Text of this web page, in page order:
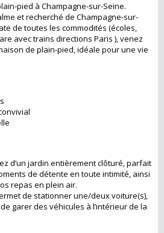
pied à Champagne-sur-Seine.
et recherché de Champagne-sur-
de toutes les commodités (écoles,
avec trains directions Paris ), venez
de plain-pied, idéale pour une vie
d’un jardin entièrement clôturé, parfait
de détente en toute intimité, ainsi
repas en plein air.
de stationner une/deux voiture(s),
garer des véhicules à l’intérieur de la